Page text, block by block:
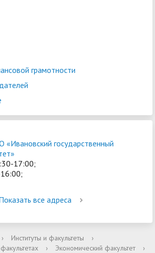
грамотности
государственный
17:00;
все адреса
› Институты и факультеты
›
› Экономический факультет
›